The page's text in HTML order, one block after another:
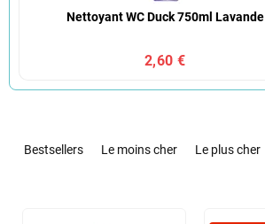
Nettoyant WC Duck 750ml Lavande
2,60 €
Bestsellers Le moins cher Le plus cher